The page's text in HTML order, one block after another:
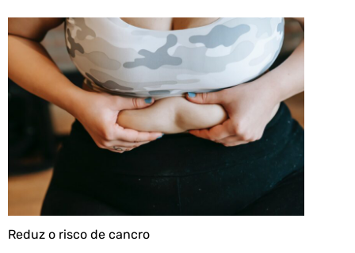
Reduz o risco de cancro